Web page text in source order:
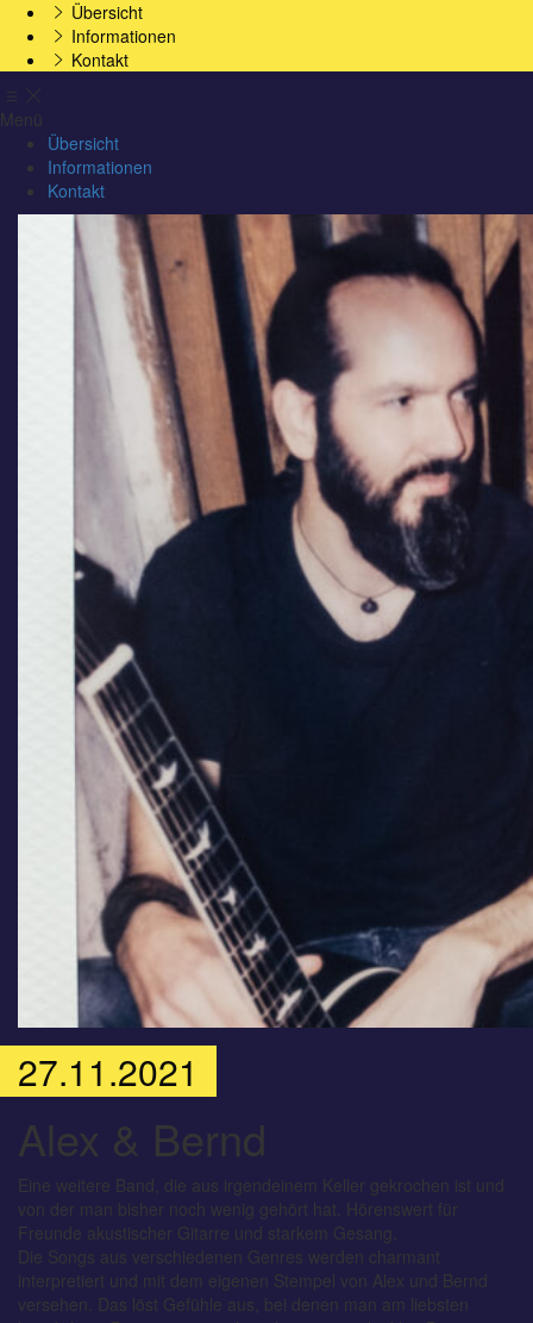
Übersicht
Informationen
Kontakt
Menü
Übersicht
Informationen
Kontakt
27.11.2021
Alex & Bernd
Eine weitere Band, die aus irgendeinem Keller gekrochen ist und
von der man bisher noch wenig gehört hat. Hörenswert für
Freunde akustischer Gitarre und starkem Gesang.
Die Songs aus verschiedenen Genres werden charmant
interpretiert und mit dem eigenen Stempel von Alex und Bernd
versehen. Das löst Gefühle aus, bei denen man am liebsten